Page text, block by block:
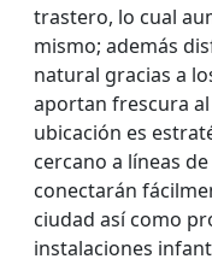
trastero, lo cual
mismo; además
natural gracias a
aportan frescura
ubicación es
cercano a líneas
conectarán
ciudad así como
instalaciones